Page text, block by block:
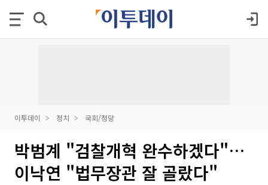
이투데이 정치 국회/정당
박범계 "검찰개혁 완수하겠다"…
이낙연 "법무장관 잘 골랐다"